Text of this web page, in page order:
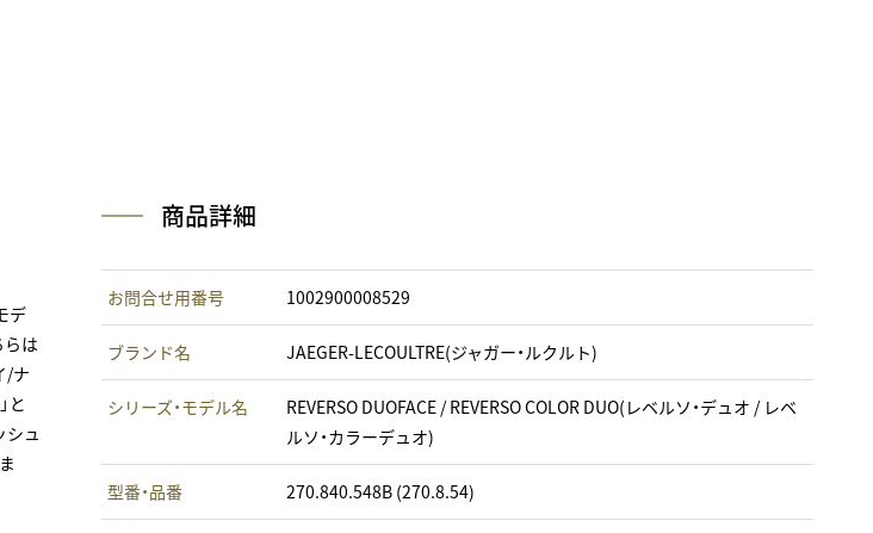
デ
らは
/ナ
と
シュ
商品詳細
お問合せ用番号 1002900008529
ブランド名 JAEGER-LECOULTRE(ジャガー・ルクルト)
シリーズ・モデル名
REVERSO DUOFACE / REVERSO COLOR DUO(レベルソ・デュオ / レベ
ルソ・カラーデュオ)
型番・品番 270.840.548B (270.8.54)